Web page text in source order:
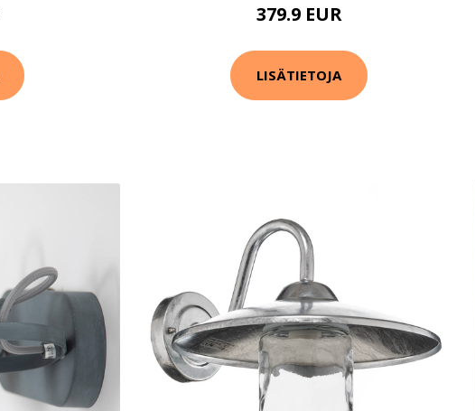
379.9 EUR
LISÄTIETOJA